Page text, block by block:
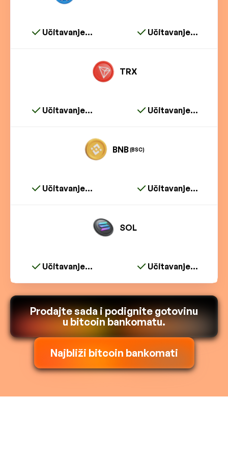
Učitavanje... Učitavanje...
TRX
Učitavanje... Učitavanje...
BNB (BSC)
Učitavanje... Učitavanje...
SOL
Učitavanje... Učitavanje...
Prodajte sada i podignite gotovinu
u bitcoin bankomatu.
Najbliži bitcoin bankomati